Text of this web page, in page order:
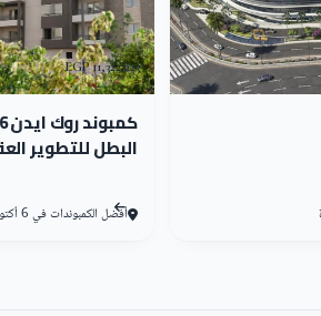
التي تثير اندهاش الجميع.
روك يارد شيراتون
اللاند سكيب التي تشمل الأشكال
11,322,223 EGP
البطل للتطوير
أفضل الكمبوندات في 6 أكتوبر